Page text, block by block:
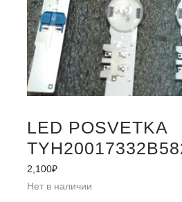
LED POSVETKA
2,100₽
Нет в наличии